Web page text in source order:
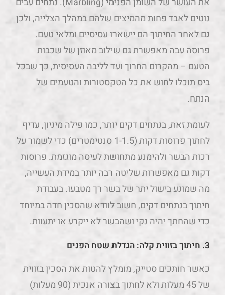
נוטים לאבד פחות מהמיצים שלהם במהלך הצלייה, ולכן
גם לאחר החיתוך הם יישארו עסיסיים ומלאי טעם.
פרוסה עבה מאפשרת גם שילוב מאוזן של שכבות
הטעם – מהקרום החרוך ועד לליבה העסיסית, כך שבכל
ביס תוכלו לחוש את כל הטקסטורות והטעמים של
הנתח.
לעומת זאת, בנתחים דקים יותר, כמו פילה מיניון, עדיף
לחתוך פרוסות דקות (1-1.5 סנטימטרים) כדי לשמור על
רכות הבשר ולהימנע מתחושת לעיסה מוגזמת. פרוסות
דקות גם מאפשרות שליטה רבה יותר במידת העשייה,
מה שמונע בישול יתר של בשר רך מטבעו. בעבודת
חיתוך בנתחים דקים, חשוב לוודא שהסכין חדה במיוחד
כדי שהחתך יהיה נקי ושהבשר לא ייקרע או יתעוות.
3. חיתוך בזווית קלה: הגדלת שטח הפנים
כאשר חותכים סטייק, מומלץ להטות את הסכין בזווית
של 45 מעלות ולא לחתוך בצורה אנכית (90 מעלות)